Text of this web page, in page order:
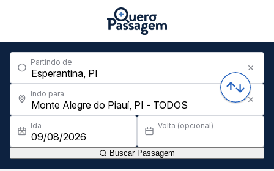
Partindo de
Indo para
Ida Volta (opcional)
Buscar Passagem